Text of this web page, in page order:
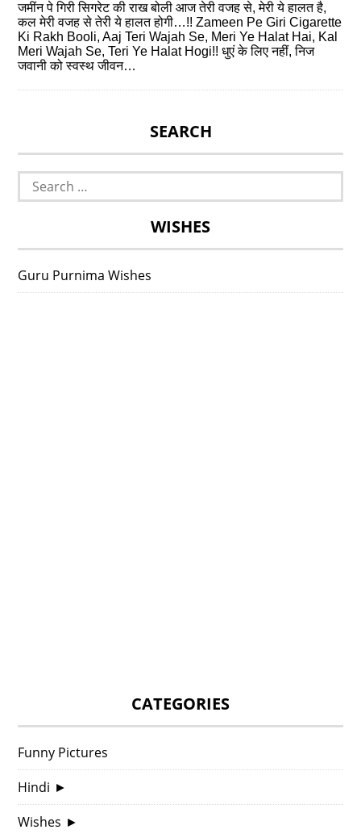
जमींन पे गिरी सिगरेट की राख बोली आज तेरी वजह से, मेरी ये हालत है,
कल मेरी वजह से तेरी ये हालत होगी…!! Zameen Pe Giri Cigarette
Ki Rakh Booli, Aaj Teri Wajah Se, Meri Ye Halat Hai, Kal
Meri Wajah Se, Teri Ye Halat Hogi!! धुएं के लिए नहीं, निज
जवानी को स्वस्थ जीवन…
SEARCH
Search
for:
WISHES
Guru Purnima Wishes
CATEGORIES
Funny Pictures
Hindi ►
Wishes ►